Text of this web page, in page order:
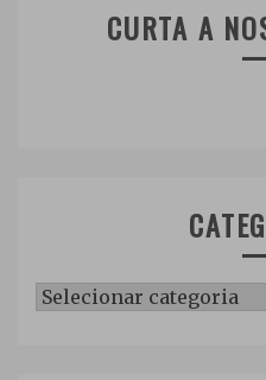
CURTA A
Categorias